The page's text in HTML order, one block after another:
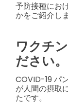
予防接種にお
かをご紹介しま
ワクチ
ださい。
COVID-19 パ
が人間の摂取
たです。